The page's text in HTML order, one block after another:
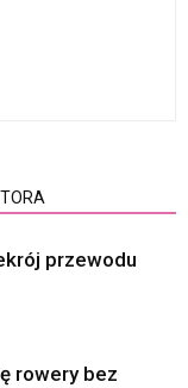
przewodu
rowery bez